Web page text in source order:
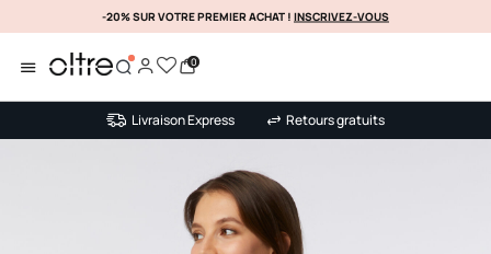
DÉCOUVREZ ENCORE PLUS
-20% SUR VOTRE PREMIER ACHAT ! INSCRIVEZ-VOUS
0
Livraison Express Retours gratuits